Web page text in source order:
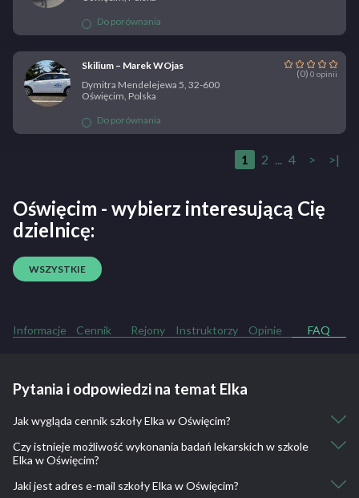
Do porównania
Skilium – Marek WOjas
(0) 0 opinii
Dymitra Mendelejewa 5, 32-600
Oświęcim, Polska
Do porównania
1 2 ... 4 > >|
Oświęcim - wybierz interesującą Cię
dzielnicę:
WSZYSTKIE
Informacje Cennik Rejony Instruktorzy Opinie FAQ
Pytania i odpowiedzi na temat Elka
Jak wygląda cennik szkoły Elka w Oświęcim?
Kurs kat. AM: 1200
Kurs kat. A1: 1500
Kurs kat. A2, A: 2000
Czy istnieje możliwość wykonania badań lekarskich w szkole
Elka w Oświęcim?
Tak, istnieje taka możliwość.
Jaki jest adres e-mail szkoły Elka w Oświęcim?